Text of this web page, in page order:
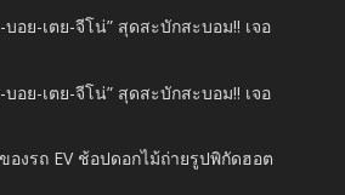
อย-เตย-จีโน่” สุดสะบักสะบอม!! เจอ
อย-เตย-จีโน่” สุดสะบักสะบอม!! เจอ
องรถ EV ช้อปดอกไม้ถ่ายรูปพิกัดฮอต